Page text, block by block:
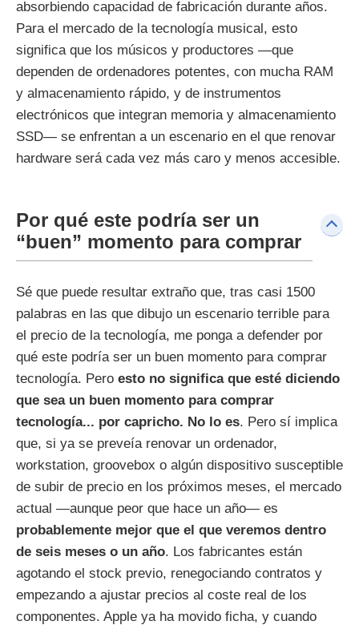
absorbiendo capacidad de fabricación durante años.
Para el mercado de la tecnología musical, esto
significa que los músicos y productores —que
dependen de ordenadores potentes, con mucha RAM
y almacenamiento rápido, y de instrumentos
electrónicos que integran memoria y almacenamiento
SSD— se enfrentan a un escenario en el que renovar
hardware será cada vez más caro y menos accesible.
Por qué este podría ser un
“buen” momento para comprar
Sé que puede resultar extraño que, tras casi 1500
palabras en las que dibujo un escenario terrible para
el precio de la tecnología, me ponga a defender por
qué este podría ser un buen momento para comprar
tecnología. Pero esto no significa que esté diciendo
que sea un buen momento para comprar
tecnología... por capricho. No lo es. Pero sí implica
que, si ya se preveía renovar un ordenador,
workstation, groovebox o algún dispositivo susceptible
de subir de precio en los próximos meses, el mercado
actual —aunque peor que hace un año— es
probablemente mejor que el que veremos dentro
de seis meses o un año. Los fabricantes están
agotando el stock previo, renegociando contratos y
empezando a ajustar precios al coste real de los
componentes. Apple ya ha movido ficha, y cuando